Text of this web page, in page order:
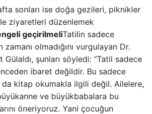
sonları ise doğa gezileri, piknikler
ziyaretleri düzenlemek
geçirilmeliTatilin sadece
olmadığını vurgulayan Dr.
Gülaldı, şunları söyledi: “Tatil sadece
ibaret değildir. Bu sadece
kitap okumakla ilgili değil. Ailelere,
ve büyükbabalara bu
öneriyoruz. Yani çocuğun